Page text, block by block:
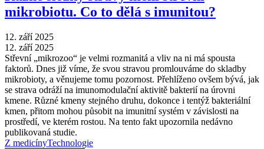
mikrobiotu. Co to dělá s imunitou?
12. září 2025
12. září 2025
Střevní „mikrozoo“ je velmi rozmanitá a vliv na ni má spousta
faktorů. Dnes již víme, že svou stravou promlouváme do skladby
mikrobioty, a věnujeme tomu pozornost. Přehlíženo ovšem bývá, jak
se strava odráží na imunomodulační aktivitě bakterií na úrovni
kmene. Různé kmeny stejného druhu, dokonce i tentýž bakteriální
kmen, přitom mohou působit na imunitní systém v závislosti na
prostředí, ve kterém rostou. Na tento fakt upozornila nedávno
publikovaná studie.
Z medicínyTechnologie